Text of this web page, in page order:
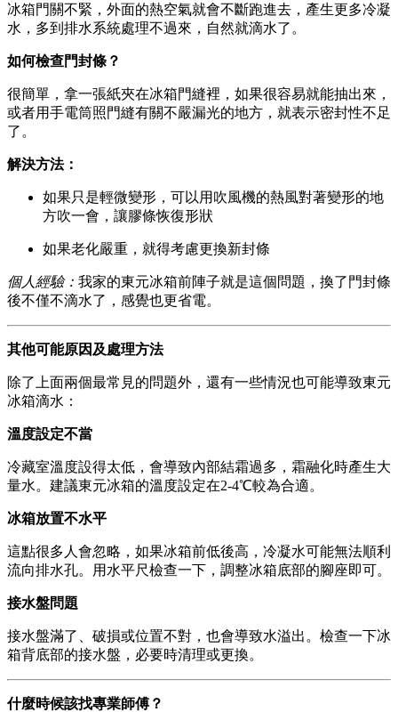
冰箱門關不緊，外面的熱空氣就會不斷跑進去，產生更多冷凝
水，多到排水系統處理不過來，自然就滴水了。
如何檢查門封條？
很簡單，拿一張紙夾在冰箱門縫裡，如果很容易就能抽出來，
或者用手電筒照門縫有關不嚴漏光的地方，就表示密封性不足
了。
解決方法：
如果只是輕微變形，可以用吹風機的熱風對著變形的地
方吹一會，讓膠條恢復形狀
如果老化嚴重，就得考慮更換新封條
個人經驗： 我家的東元冰箱前陣子就是這個問題，換了門封條
後不僅不滴水了，感覺也更省電。
其他可能原因及處理方法
除了上面兩個最常見的問題外，還有一些情況也可能導致東元
冰箱滴水：
溫度設定不當
冷藏室溫度設得太低，會導致內部結霜過多，霜融化時產生大
量水。建議東元冰箱的溫度設定在2-4℃較為合適。
冰箱放置不水平
這點很多人會忽略，如果冰箱前低後高，冷凝水可能無法順利
流向排水孔。用水平尺檢查一下，調整冰箱底部的腳座即可。
接水盤問題
接水盤滿了、破損或位置不對，也會導致水溢出。檢查一下冰
箱背底部的接水盤，必要時清理或更換。
什麼時候該找專業師傅？